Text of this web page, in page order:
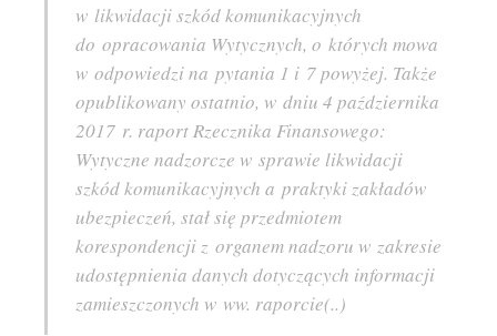
w likwidacji szkód komunikacyjnych
do opracowania Wytycznych, o których mowa
w odpowiedzi na pytania 1 i 7 powyżej. Także
opublikowany ostatnio, w dniu 4 października
2017 r. raport Rzecznika Finansowego:
Wytyczne nadzorcze w sprawie likwidacji
szkód komunikacyjnych a praktyki zakładów
ubezpieczeń, stał się przedmiotem
korespondencji z organem nadzoru w zakresie
udostępnienia danych dotyczących informacji
zamieszczonych w ww. raporcie(..)